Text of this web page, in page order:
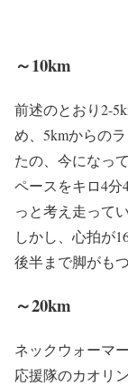
～10km
前述のとおり2-
め、5kmからの
たの、今になっ
ペースをキロ4
っと考え走って
しかし、心拍が
後半まで脚がも
～20km
ネックウォーマ
応援隊のカオリ